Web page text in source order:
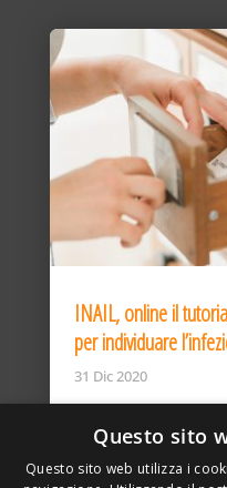
INAIL, online il
per individuare
31 Dic 2020
Questo sito
Questo sito web utilizza i